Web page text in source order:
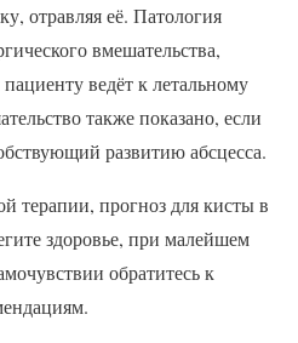
отравляя её. Патология
вмешательства,
ведёт к летальному
также показано, если
развитию абсцесса.
терапии, прогноз для кисты в
здоровье, при малейшем
обратитесь к